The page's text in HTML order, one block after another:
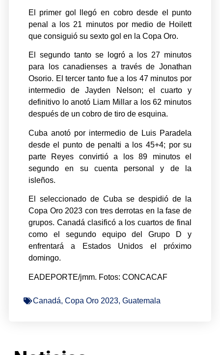
El primer gol llegó en cobro desde el punto
penal a los 21 minutos por medio de Hoilett
que consiguió su sexto gol en la Copa Oro.
El segundo tanto se logró a los 27 minutos
para los canadienses a través de Jonathan
Osorio. El tercer tanto fue a los 47 minutos por
intermedio de Jayden Nelson; el cuarto y
definitivo lo anotó Liam Millar a los 62 minutos
después de un cobro de tiro de esquina.
Cuba anotó por intermedio de Luis Paradela
desde el punto de penalti a los 45+4; por su
parte Reyes convirtió a los 89 minutos el
segundo en su cuenta personal y de la
isleños.
El seleccionado de Cuba se despidió de la
Copa Oro 2023 con tres derrotas en la fase de
grupos. Canadá clasificó a los cuartos de final
como el segundo equipo del Grupo D y
enfrentará a Estados Unidos el próximo
domingo.
EADEPORTE/jmm. Fotos: CONCACAF
Canadá, Copa Oro 2023, Guatemala